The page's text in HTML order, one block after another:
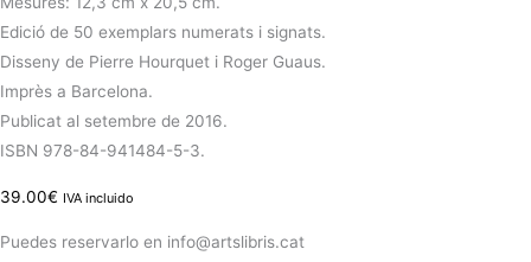
Edició de 50 exemplars numerats i signats.
Disseny de Pierre Hourquet i Roger Guaus.
Imprès a Barcelona.
Publicat al setembre de 2016.
ISBN 978-84-941484-5-3.
39.00€ IVA incluido
Puedes reservarlo en info@artslibris.cat